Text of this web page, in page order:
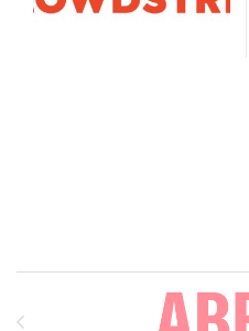
Brands Carousel